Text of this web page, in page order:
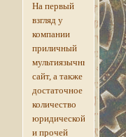
На первый
взгляд у
компании
приличный
мультиязычный
сайт, а также
достаточное
количество
юридической
и прочей